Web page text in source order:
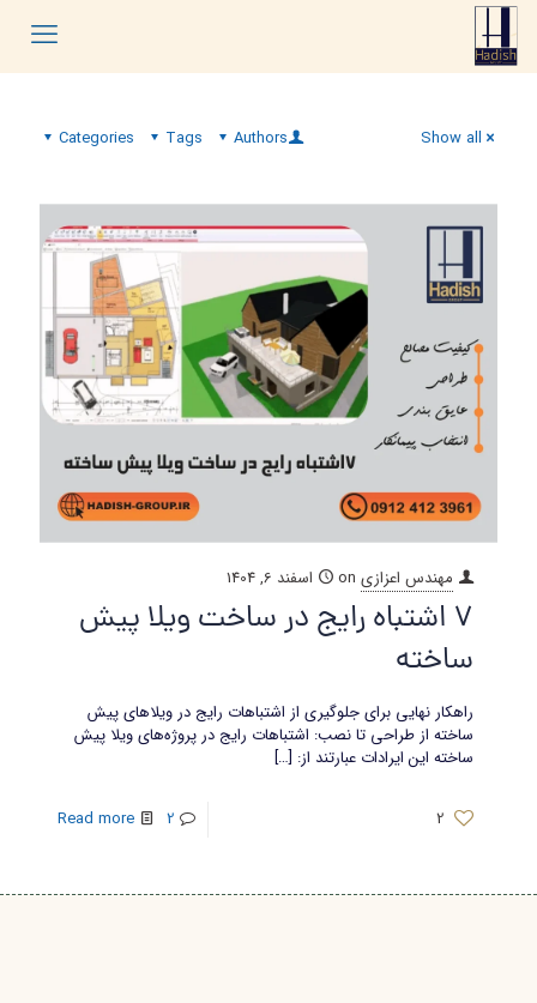
Categories Tags Authors Show all
مهندس اعزازی on اسفند 6, 1404
7 اشتباه رایج در ساخت ویلا پیش
ساخته
راهکار نهایی برای جلوگیری از اشتباهات رایج در ویلاهای پیش
ساخته از طراحی تا نصب: اشتباهات رایج در پروژه‌های ویلا پیش
ساخته این ایرادات عبارتند از: […]
2
2
Read more